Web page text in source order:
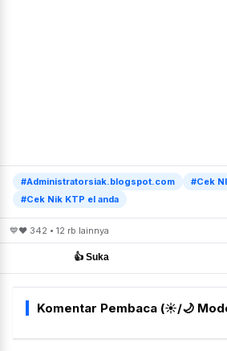
#Administratorsiak.blogspot.com
#Cek
#Cek Nik KTP el anda
💙❤️ 342 • 12 rb lainnya
👍 Suka
Komentar Pembaca (☀️/🌙